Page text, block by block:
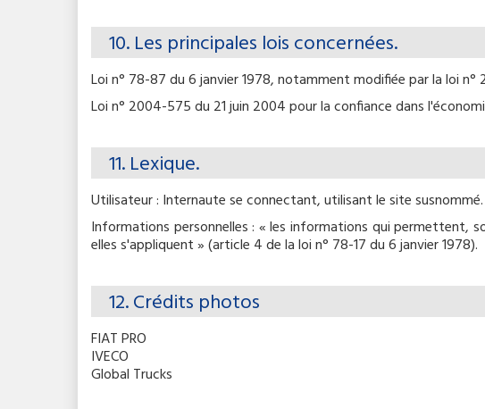
10. Les principales lois concernées.
Loi n° 78-87 du 6 janvier 1978, notamment modifiée par la loi
Loi n° 2004-575 du 21 juin 2004 pour la confiance dans
11. Lexique.
Utilisateur : Internaute se connectant, utilisant le site susnommé.
Informations personnelles : « les informations qui permettent,
elles s'appliquent » (article 4 de la loi n° 78-17 du 6 janvier 1978).
12. Crédits photos
FIAT PRO
IVECO
Global Trucks